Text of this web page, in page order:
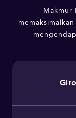
Makmur
Giro